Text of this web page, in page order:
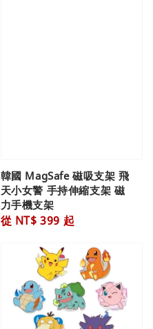
韓國 MagSafe 磁吸支架 飛
天小女警 手持伸縮支架 磁
力手機支架
Regular
從 NT$ 399 起